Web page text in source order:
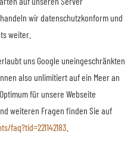
wir datenschutzkonform und
weiter.
uns Google uneingeschränkten
also unlimitiert auf ein Meer an
für unsere Webseite
weiteren Fragen finden Sie auf
faq?tid=221142183